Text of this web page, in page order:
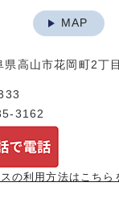
MAP
高山市花岡町2
3162
の利用方法は こちら